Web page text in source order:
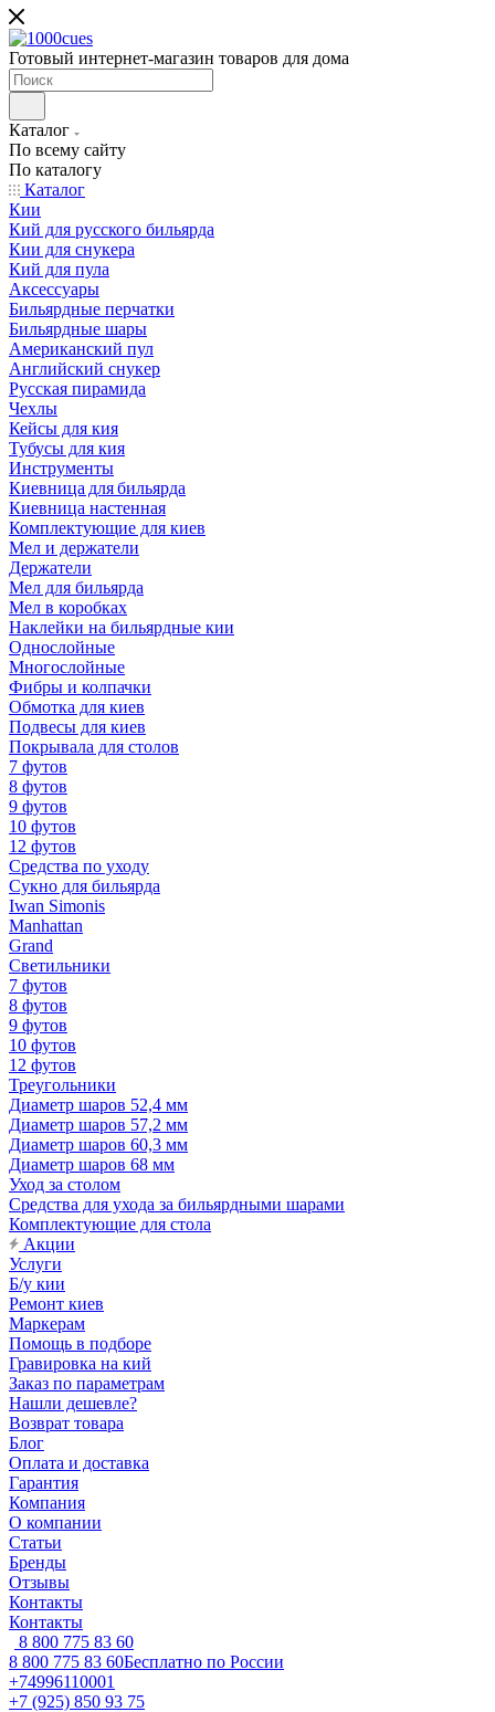
Готовый интернет-магазин товаров для дома
Каталог
По всему сайту
По каталогу
Каталог
Кии
Кий для русского бильярда
Кии для снукера
Кий для пула
Аксессуары
Бильярдные перчатки
Бильярдные шары
Американский пул
Английский снукер
Русская пирамида
Чехлы
Кейсы для кия
Тубусы для кия
Инструменты
Киевница для бильярда
Киевница настенная
Комплектующие для киев
Мел и держатели
Держатели
Мел для бильярда
Мел в коробках
Наклейки на бильярдные кии
Однослойные
Многослойные
Фибры и колпачки
Обмотка для киев
Подвесы для киев
Покрывала для столов
7 футов
8 футов
9 футов
10 футов
12 футов
Средства по уходу
Сукно для бильярда
Iwan Simonis
Manhattan
Grand
Светильники
7 футов
8 футов
9 футов
10 футов
12 футов
Треугольники
Диаметр шаров 52,4 мм
Диаметр шаров 57,2 мм
Диаметр шаров 60,3 мм
Диаметр шаров 68 мм
Уход за столом
Средства для ухода за бильярдными шарами
Комплектующие для стола
Акции
Услуги
Б/у кии
Ремонт киев
Маркерам
Помощь в подборе
Гравировка на кий
Заказ по параметрам
Нашли дешевле?
Возврат товара
Блог
Оплата и доставка
Гарантия
Компания
О компании
Статьи
Бренды
Отзывы
Контакты
Контакты
8 800 775 83 60
8 800 775 83 60Бесплатно по России
+74996110001
+7 (925) 850 93 75